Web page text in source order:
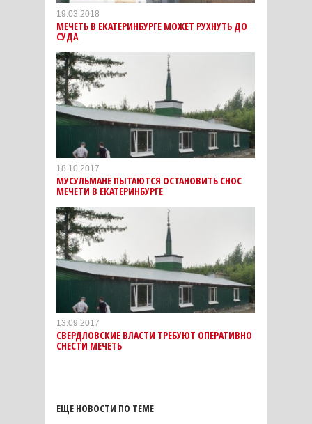
19.03.2018
МЕЧЕТЬ В ЕКАТЕРИНБУРГЕ МОЖЕТ РУХНУТЬ ДО
СУДА
18.10.2017
МУСУЛЬМАНЕ ПЫТАЮТСЯ ОСТАНОВИТЬ СНОС
МЕЧЕТИ В ЕКАТЕРИНБУРГЕ
13.09.2017
СВЕРДЛОВСКИЕ ВЛАСТИ ТРЕБУЮТ ОПЕРАТИВНО
СНЕСТИ МЕЧЕТЬ
ЕЩЕ НОВОСТИ ПО ТЕМЕ